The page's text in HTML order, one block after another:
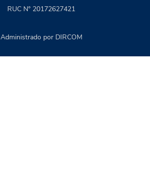
RUC N° 20172627421
Administrado por DIRCOM